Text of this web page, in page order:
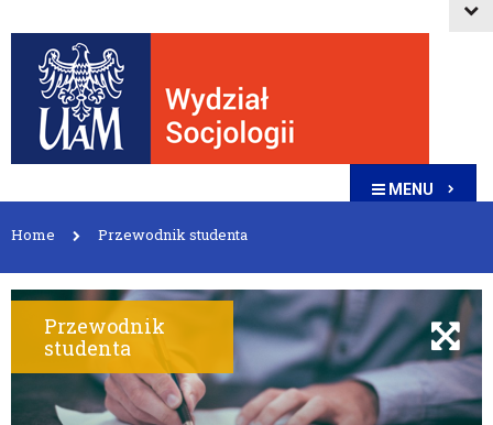
MENU
Home Przewodnik studenta
Przewodnik
studenta